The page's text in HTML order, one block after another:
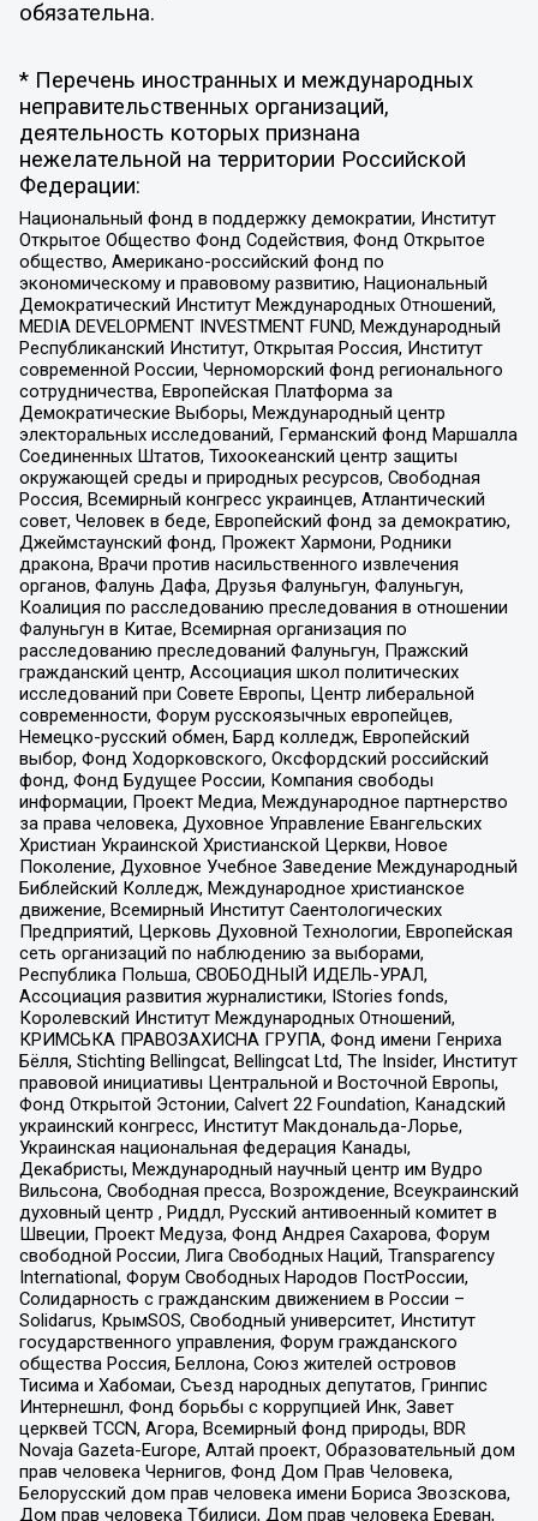
обязательна.
* Перечень иностранных и международных
неправительственных организаций,
деятельность которых признана
нежелательной на территории Российской
Федерации:
Национальный фонд в поддержку демократии, Институт
Открытое Общество Фонд Содействия, Фонд Открытое
общество, Американо-российский фонд по
экономическому и правовому развитию, Национальный
Демократический Институт Международных Отношений,
MEDIA DEVELOPMENT INVESTMENT FUND, Международный
Республиканский Институт, Открытая Россия, Институт
современной России, Черноморский фонд регионального
сотрудничества, Европейская Платформа за
Демократические Выборы, Международный центр
электоральных исследований, Германский фонд Маршалла
Соединенных Штатов, Тихоокеанский центр защиты
окружающей среды и природных ресурсов, Свободная
Россия, Всемирный конгресс украинцев, Атлантический
совет, Человек в беде, Европейский фонд за демократию,
Джеймстаунский фонд, Прожект Хармони, Родники
дракона, Врачи против насильственного извлечения
органов, Фалунь Дафа, Друзья Фалуньгун, Фалуньгун,
Коалиция по расследованию преследования в отношении
Фалуньгун в Китае, Всемирная организация по
расследованию преследований Фалуньгун, Пражский
гражданский центр, Ассоциация школ политических
исследований при Совете Европы, Центр либеральной
современности, Форум русскоязычных европейцев,
Немецко-русский обмен, Бард колледж, Европейский
выбор, Фонд Ходорковского, Оксфордский российский
фонд, Фонд Будущее России, Компания свободы
информации, Проект Медиа, Международное партнерство
за права человека, Духовное Управление Евангельских
Христиан Украинской Христианской Церкви, Новое
Поколение, Духовное Учебное Заведение Международный
Библейский Колледж, Международное христианское
движение, Всемирный Институт Саентологических
Предприятий, Церковь Духовной Технологии, Европейская
сеть организаций по наблюдению за выборами,
Республика Польша, СВОБОДНЫЙ ИДЕЛЬ-УРАЛ,
Ассоциация развития журналистики, IStories fonds,
Королевский Институт Международных Отношений,
КРИМСЬКА ПРАВОЗАХИСНА ГРУПА, Фонд имени Генриха
Бёлля, Stichting Bellingcat, Bellingcat Ltd, The Insider, Институт
правовой инициативы Центральной и Восточной Европы,
Фонд Открытой Эстонии, Calvert 22 Foundation, Канадский
украинский конгресс, Институт Макдональда-Лорье,
Украинская национальная федерация Канады,
Декабристы, Международный научный центр им Вудро
Вильсона, Свободная пресса, Возрождение, Всеукраинский
духовный центр , Риддл, Русский антивоенный комитет в
Швеции, Проект Медуза, Фонд Андрея Сахарова, Форум
свободной России, Лига Свободных Наций, Transparеncy
International, Форум Свободных Народов ПостРоссии,
Солидарность с гражданским движением в России –
Solidarus, КрымSOS, Свободный университет, Институт
государственного управления, Форум гражданского
общества Россия, Беллона, Союз жителей островов
Тисима и Хабомаи, Съезд народных депутатов, Гринпис
Интернешнл, Фонд борьбы с коррупцией Инк, Завет
церквей TCCN, Агора, Всемирный фонд природы, BDR
Novaja Gazeta-Europe, Алтай проект, Образовательный дом
прав человека Чернигов, Фонд Дом Прав Человека,
Белорусский дом прав человека имени Бориса Звозскова,
Дом прав человека Тбилиси, Дом прав человека Ереван,